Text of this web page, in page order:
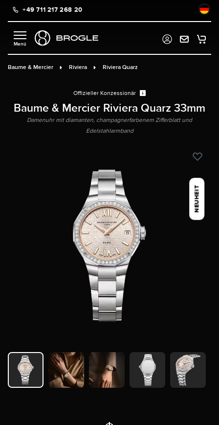
springen
+49 711 217 268 20
Baume & Mercier Riviera Riviera Quarz
Offizieller Konzessionär
Baume & Mercier Riviera Quarz 33mm
Damenuhr mit diamanten, champagnerfarbenem Zifferblatt und
Edelstahlarmband
NEUHEIT